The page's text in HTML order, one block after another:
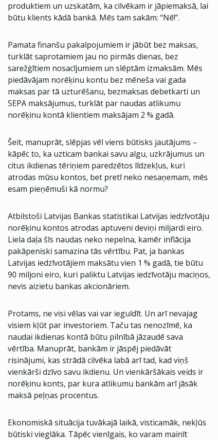
produktiem un uzskatām, ka cilvēkam ir jāpiemaksā, lai
būtu klients kādā bankā. Mēs tam sakām: “Nē!”.
Pamata finanšu pakalpojumiem ir jābūt bez maksas,
turklāt saprotamiem jau no pirmās dienas, bez
sarežģītiem nosacījumiem un slēptām izmaksām. Mēs
piedāvājam norēķinu kontu bez mēneša vai gada
maksas par tā uzturēšanu, bezmaksas debetkarti un
SEPA maksājumus, turklāt par naudas atlikumu
norēķinu kontā klientiem maksājam 2 % gadā.
Šeit, manuprāt, slēpjas vēl viens būtisks jautājums –
kāpēc to, ka uzticam bankai savu algu, uzkrājumus un
citus ikdienas tēriņiem paredzētos līdzekļus, kuri
atrodas mūsu kontos, bet pretī neko nesaņemam, mēs
esam pieņēmuši kā normu?
Atbilstoši Latvijas Bankas statistikai Latvijas iedzīvotāju
norēķinu kontos atrodas aptuveni deviņi miljardi eiro.
Liela daļa šīs naudas neko nepelna, kamēr inflācija
pakāpeniski samazina tās vērtību. Pat, ja bankas
Latvijas iedzīvotājiem maksātu vien 1 % gadā, tie būtu
90 miljoni eiro, kuri paliktu Latvijas iedzīvotāju maciņos,
nevis aizietu bankas akcionāriem.
Protams, ne visi vēlas vai var ieguldīt. Un arī nevajag
visiem kļūt par investoriem. Taču tas nenozīmē, ka
naudai ikdienas kontā būtu pilnībā jāzaudē sava
vērtība. Manuprāt, bankām ir jāspēj piedāvāt
risinājumi, kas strādā cilvēka labā arī tad, kad viņš
vienkārši dzīvo savu ikdienu. Un vienkāršākais veids ir
norēķinu konts, par kura atlikumu bankām arī jāsāk
maksā peļņas procentus.
Ekonomiskā situācija tuvākajā laikā, visticamāk, nekļūs
būtiski vieglāka. Tāpēc vienīgais, ko varam mainīt